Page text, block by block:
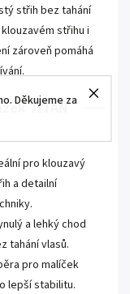
Děkujeme za
střih bez tahání
střihu i
zároveň pomáhá
TITAN
pro klouzavý
a detailní
a lehký chod
tahání vlasů.
pro malíček
lepší stabilitu.